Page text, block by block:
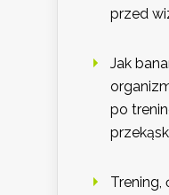
przed
Jak
po
Trening,